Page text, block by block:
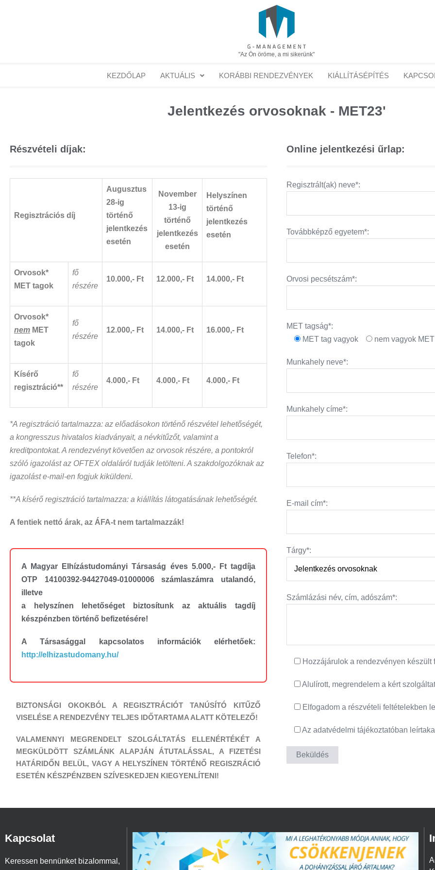
"Az Ön öröme, a mi sikerünk"
KEZDŐLAP AKTUÁLIS KORÁBBI RENDEZVÉNYEK KIÁLLÍTÁSÉPÍTÉS
Jelentkezés orvosoknak - MET23'
Részvételi díjak:
Regisztrációs díj
Augusztus
28-ig
történő
jelentkezés
esetén
November
13-ig
történő
jelentkezés
esetén
Helyszínen
történő
jelentkezés
esetén
Orvosok*
MET tagok
fő
részére
10.000,- Ft 12.000,- Ft 14.000,- Ft
Orvosok*
nem MET
tagok
fő
részére
12.000,- Ft 14.000,- Ft 16.000,- Ft
Kísérő
regisztráció**
fő
részére
4.000,- Ft 4.000,- Ft 4.000,- Ft
*A regisztráció tartalmazza: az előadásokon történő részvétel lehetőségét,
a kongresszus hivatalos kiadványait, a névkitűzőt, valamint a
kreditpontokat. A rendezvényt követően az orvosok részére, a pontokról
szóló igazolást az OFTEX oldaláról tudják letölteni. A szakdolgozóknak az
igazolást e-mail-en fogjuk kiküldeni.
**A kísérő regisztráció tartalmazza: a kiállítás látogatásának lehetőségét.
A fentiek nettó árak, az ÁFA-t nem tartalmazzák!
A Magyar Elhízástudományi Társaság éves 5.000,- Ft tagdíja
OTP 14100392-94427049-01000006 számlaszámra utalandó,
illetve
a helyszínen lehetőséget biztosítunk az aktuális tagdíj
készpénzben történő befizetésére!
A Társasággal kapcsolatos információk elérhetőek:
http://elhizastudomany.hu/
BIZTONSÁGI OKOKBÓL A REGISZTRÁCIÓT TANÚSÍTÓ KITŰZŐ
VISELÉSE A RENDEZVÉNY TELJES IDŐTARTAMA ALATT KÖTELEZŐ!
VALAMENNYI MEGRENDELT SZOLGÁLTATÁS ELLENÉRTÉKÉT A
MEGKÜLDÖTT SZÁMLÁNK ALAPJÁN ÁTUTALÁSSAL, A FIZETÉSI
HATÁRIDŐN BELÜL, VAGY A HELYSZÍNEN TÖRTÉNŐ REGISZRÁCIÓ
ESETÉN KÉSZPÉNZBEN SZÍVESKEDJEN KIEGYENLÍTENI!
Online jelentkezési űrlap:
Regisztrált(ak) neve*:
Továbbképző egyetem*:
Orvosi pecsétszám*:
MET tagság*:
MET tag vagyok
nem vagyok
Munkahely neve*:
Munkahely címe*:
Telefon*:
E-mail cím*:
Tárgy*:
Számlázási név, cím, adószám*:
Hozzájárulok a rendezvényen készült
Alulírott, megrendelem a kért
Elfogadom a részvételi feltételekben
Az adatvédelmi tájékoztatóban
Kapcsolat
Keressen bennünket bizalommal,